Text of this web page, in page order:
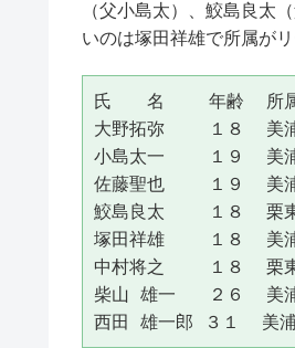
（父小島太）、鮫島良太
いのは塚田祥雄で所属が
氏　　名    年齢  所
大野拓弥    １８  美
小島太一    １９  美
佐藤聖也    １９  美
鮫島良太    １８  栗東
塚田祥雄    １８  美
中村将之    １８  栗
柴山 雄一   ２６  美
西田 雄一郎 ３１  美浦